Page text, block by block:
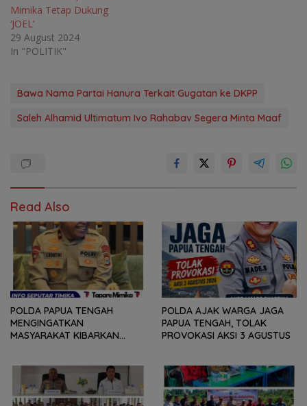
Mimika Tetap Dukung
‘JOEL’
29 August 2024
In "POLITIK"
Bawa Nama Partai Hanura Terkait Gugatan ke DKPP
Saleh Alhamid Ultimatum Ivo Rahabav Segera Minta Maaf
Read Also
POLDA PAPUA TENGAH
MENGINGATKAN
MASYARAKAT KIBARKAN
POLDA AJAK WARGA JAGA
PAPUA TENGAH, TOLAK
PROVOKASI AKSI 3 AGUSTUS